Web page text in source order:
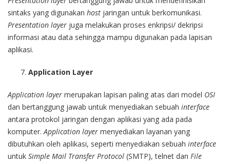
sintaks yang digunakan host jaringan untuk berkomunikasi.
Presentation layer juga melakukan proses enkripsi/ dekripsi
informasi atau data sehingga mampu digunakan pada lapisan
aplikasi.
Application Layer
Application layer merupakan lapisan paling atas dari model OSI
dan bertanggung jawab untuk menyediakan sebuah interface
antara protokol jaringan dengan aplikasi yang ada pada
komputer.Application layer menyediakan layanan yang
dibutuhkan oleh aplikasi, seperti menyediakan sebuah interface
untuk Simple Mail Transfer Protocol (SMTP), telnet dan File